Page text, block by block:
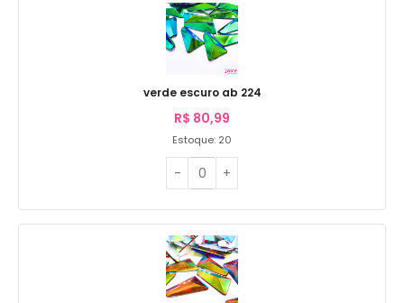
verde escuro ab 224
R$ 80,99
Estoque: 20